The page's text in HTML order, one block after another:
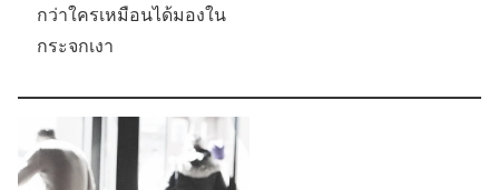
กว่าใครเหมือนได้มองใน
กระจกเงา